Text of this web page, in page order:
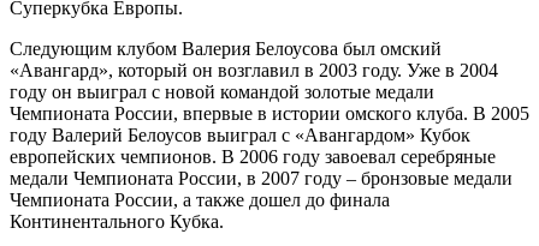
Суперкубка Европы.
Следующим клубом Валерия Белоусова был омский
«Авангард», который он возглавил в 2003 году. Уже в 2004
году он выиграл с новой командой золотые медали
Чемпионата России, впервые в истории омского клуба. В 2005
году Валерий Белоусов выиграл с «Авангардом» Кубок
европейских чемпионов. В 2006 году завоевал серебряные
медали Чемпионата России, в 2007 году – бронзовые медали
Чемпионата России, а также дошел до финала
Континентального Кубка.